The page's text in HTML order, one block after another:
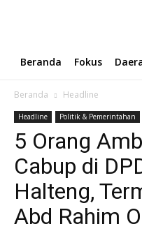
Beranda Fokus
Beranda Headline
Headline Politik & Pemerintahan
5 Orang
Cabup di
Halteng,
Abd Rahim